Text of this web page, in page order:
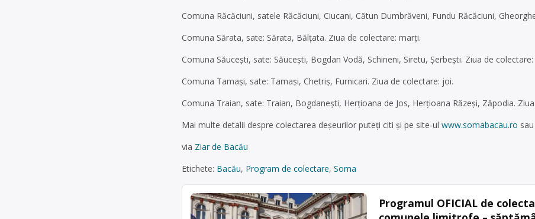
Comuna Răcăciuni, satele Răcăciuni, Ciucani, Cătun Dumbrăveni, Fundu Răcăciuni,
Comuna Sărata, sate: Sărata, Bălțata. Ziua de colectare: marți.
Comuna Săucești, sate: Săucești, Bogdan Vodă, Schineni, Siretu, Șerbești. Ziua de
Comuna Tamași, sate: Tamași, Chetriș, Furnicari. Ziua de colectare: joi.
Comuna Traian, sate: Traian, Bogdanești, Herțioana de Jos, Herțioana Răzeși, Zăpodia.
Mai multe detalii despre colectarea deșeurilor puteți citi și pe site-ul www.somabacau.ro
via Ziar de Bacău
Etichete: Bacău, Program de colectare, Soma
Programul OFICIAL de